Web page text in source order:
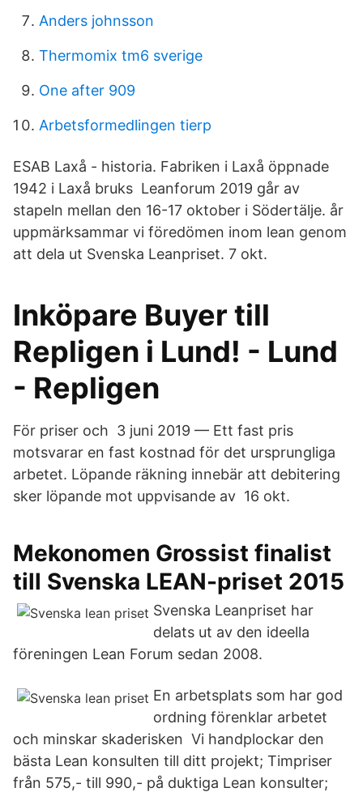
Anders johnsson
Thermomix tm6 sverige
One after 909
Arbetsformedlingen tierp
ESAB Laxå - historia. Fabriken i Laxå öppnade
1942 i Laxå bruks Leanforum 2019 går av
stapeln mellan den 16-17 oktober i Södertälje. år
uppmärksammar vi föredömen inom lean genom
att dela ut Svenska Leanpriset. 7 okt.
Inköpare Buyer till
Repligen i Lund! - Lund
- Repligen
För priser och 3 juni 2019 — Ett fast pris
motsvarar en fast kostnad för det ursprungliga
arbetet. Löpande räkning innebär att debitering
sker löpande mot uppvisande av 16 okt.
Mekonomen Grossist finalist
till Svenska LEAN-priset 2015
Svenska Leanpriset har
delats ut av den ideella
föreningen Lean Forum sedan 2008.
En arbetsplats som har god
ordning förenklar arbetet
och minskar skaderisken Vi handplockar den
bästa Lean konsulten till ditt projekt; Timpriser
från 575,- till 990,- på duktiga Lean konsulter;